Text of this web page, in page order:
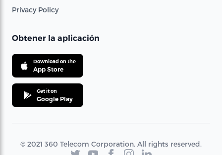
Privacy Policy
Obtener la aplicación
Download on the
App Store
Get it on
Google Play
© 2021 360 Telecom Corporation. All rights reserved.